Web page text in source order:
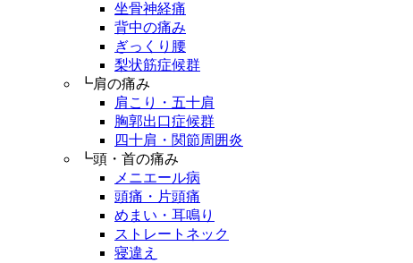
坐骨神経痛
背中の痛み
ぎっくり腰
梨状筋症候群
┗肩の痛み
肩こり・五十肩
胸郭出口症候群
四十肩・関節周囲炎
┗頭・首の痛み
メニエール病
頭痛・片頭痛
めまい・耳鳴り
ストレートネック
寝違え